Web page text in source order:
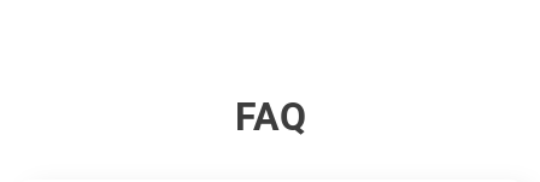
FAQ